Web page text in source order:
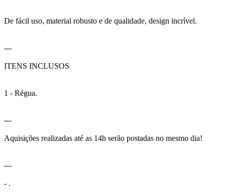
De fácil uso, material robusto e de qualidade, design incrível.
---
ITENS INCLUSOS
1 - Régua.
---
Aquisições realizadas até as 14h serão postadas no mesmo dia!
---
- .